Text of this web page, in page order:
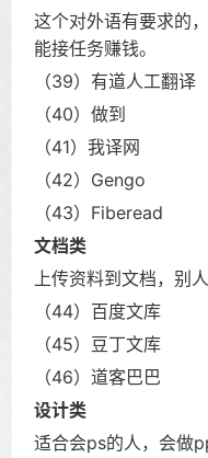
这个对外语有要求的
能接任务赚钱。
（39）有道人工翻译
（40）做到
（41）我译网
（42）Gengo
（43）Fiberead
文档类
上传资料到文档，别
（44）百度文库
（45）豆丁文库
（46）道客巴巴
设计类
适合会ps的人，会做